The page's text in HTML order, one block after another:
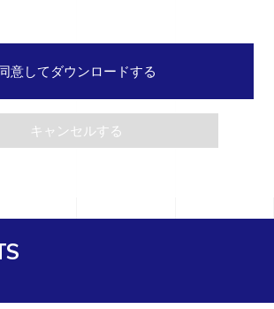
意してダウンロードする
キャンセルする